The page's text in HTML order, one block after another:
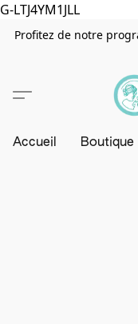
G-LTJ4YM1JLL
Profitez de notre
Accueil Boutique